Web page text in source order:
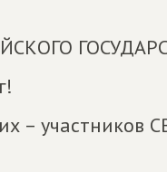
– участников